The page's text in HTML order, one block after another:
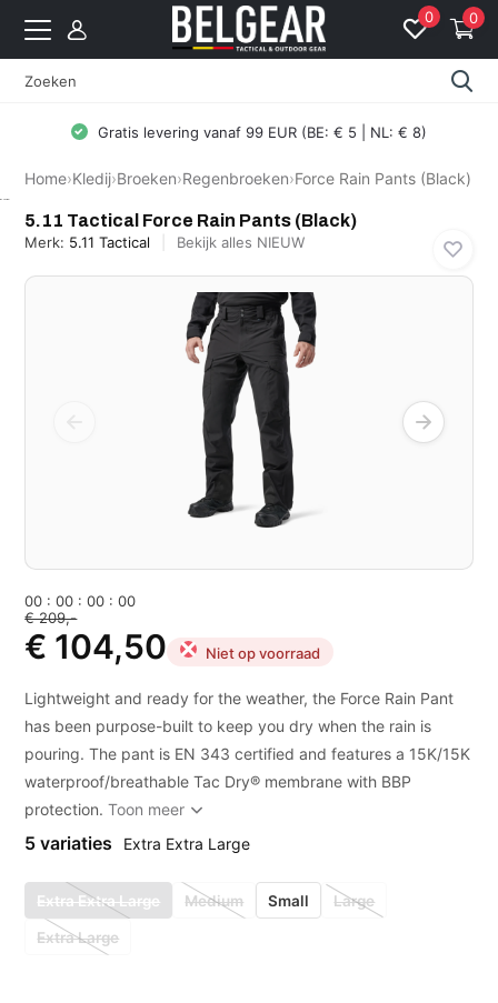
0 0
Gratis levering vanaf 99 EUR (BE: € 5 | NL: € 8)
Home›Kledij›Broeken›Regenbroeken›Force Rain Pants (Black)
5.11 Tactical Force Rain Pants (Black)
Merk: 5.11 Tactical Bekijk alles NIEUW
00 :00 :00 :00
€ 209,-
€ 104,50 Niet op voorraad
Lightweight and ready for the weather, the Force Rain Pant
has been purpose-built to keep you dry when the rain is
pouring. The pant is EN 343 certified and features a 15K/15K
waterproof/breathable Tac Dry® membrane with BBP
protection.Toon meer
5 variaties Extra Extra Large
Extra Extra Large Medium Small Large
Extra Large